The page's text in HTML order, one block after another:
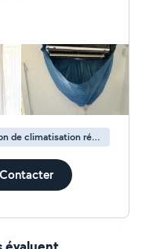
Installation de climatisation réversible
Contacter